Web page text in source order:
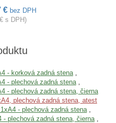
€ bez DPH
s DPH)
- korková zadná stena ,
- plechová zadná stena ,
- plechová zadná stena, čierna
plechová zadná stena, atest
- plechová zadná stena ,
- plechová zadná stena, čierna ,